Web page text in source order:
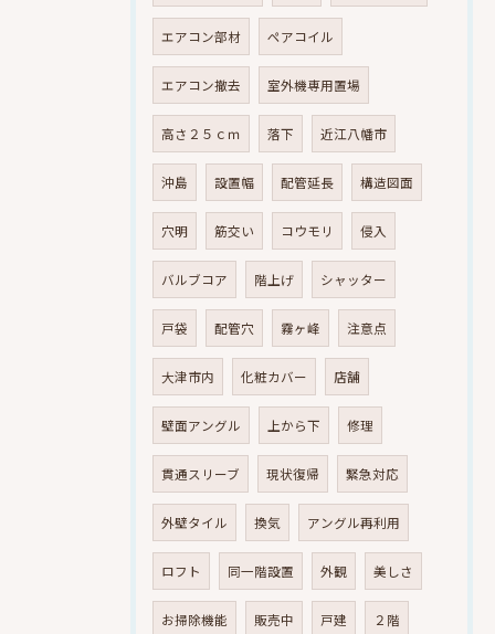
エアコン部材 ペアコイル
エアコン撤去 室外機専用置場
高さ２５ｃｍ 落下 近江八幡市
沖島 設置幅 配管延長 構造図面
穴明 筋交い コウモリ 侵入
バルブコア 階上げ シャッター
戸袋 配管穴 霧ヶ峰 注意点
大津市内 化粧カバー 店舗
壁面アングル 上から下 修理
貫通スリーブ 現状復帰 緊急対応
外壁タイル 換気 アングル再利用
ロフト 同一階設置 外観 美しさ
お掃除機能 販売中 戸建 ２階